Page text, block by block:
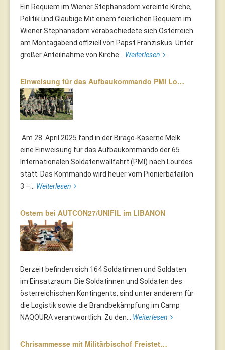
Ein Requiem im Wiener Stephansdom vereinte Kirche,
Politik und Gläubige Mit einem feierlichen Requiem im
Wiener Stephansdom verabschiedete sich Österreich
am Montagabend offiziell von Papst Franziskus. Unter
großer Anteilnahme von Kirche... Weiterlesen
Einweisung für das Aufbaukommando PMI Lo…
Am 28. April 2025 fand in der Birago-Kaserne Melk
eine Einweisung für das Aufbaukommando der 65.
Internationalen Soldatenwallfahrt (PMI) nach Lourdes
statt. Das Kommando wird heuer vom Pionierbataillon
3 –... Weiterlesen
Ostern bei AUTCON27/UNIFIL im LIBANON
Derzeit befinden sich 164 Soldatinnen und Soldaten
im Einsatzraum. Die Soldatinnen und Soldaten des
österreichischen Kontingents, sind unter anderem für
die Logistik sowie die Brandbekämpfung im Camp
NAQOURA verantwortlich. Zu den... Weiterlesen
Chrisammesse mit Militärbischof Freistet…